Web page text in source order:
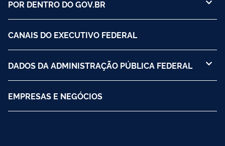
POR DENTRO DO GOV.BR
CANAIS DO EXECUTIVO FEDERAL
DADOS DA ADMINISTRAÇÃO PÚBLICA FEDERAL
EMPRESAS E NEGÓCIOS